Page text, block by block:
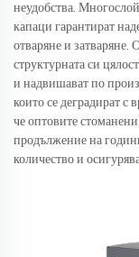
неудобства.
капаци гарантират
отваряне и затваряне.
структурната си
и надвишават по
които се деградират с
че оптовите
продължение на
количество и